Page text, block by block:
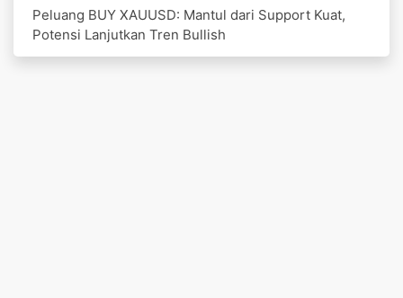
Peluang BUY XAUUSD: Mantul dari Support Kuat,
Potensi Lanjutkan Tren Bullish